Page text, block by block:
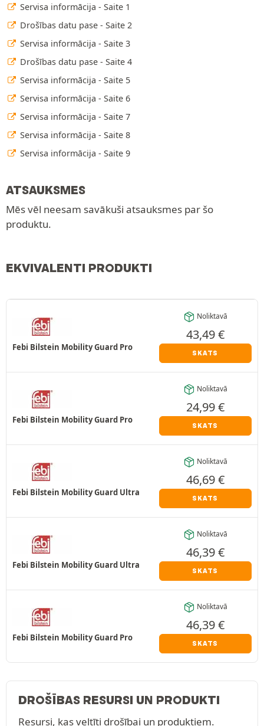
Servisa informācija - Saite 1
Drošības datu pase - Saite 2
Servisa informācija - Saite 3
Drošības datu pase - Saite 4
Servisa informācija - Saite 5
Servisa informācija - Saite 6
Servisa informācija - Saite 7
Servisa informācija - Saite 8
Servisa informācija - Saite 9
ATSAUKSMES
Mēs vēl neesam savākuši atsauksmes par šo
produktu.
EKVIVALENTI PRODUKTI
Febi Bilstein Mobility Guard Pro
Noliktavā
43,49€
SKATS
Febi Bilstein Mobility Guard Pro
Noliktavā
24,99€
SKATS
Febi Bilstein Mobility Guard Ultra
Noliktavā
46,69€
SKATS
Febi Bilstein Mobility Guard Ultra
Noliktavā
46,39€
SKATS
Febi Bilstein Mobility Guard Pro
Noliktavā
46,39€
SKATS
DROŠĪBAS RESURSI UN PRODUKTI
Resursi, kas veltīti drošībai un produktiem.